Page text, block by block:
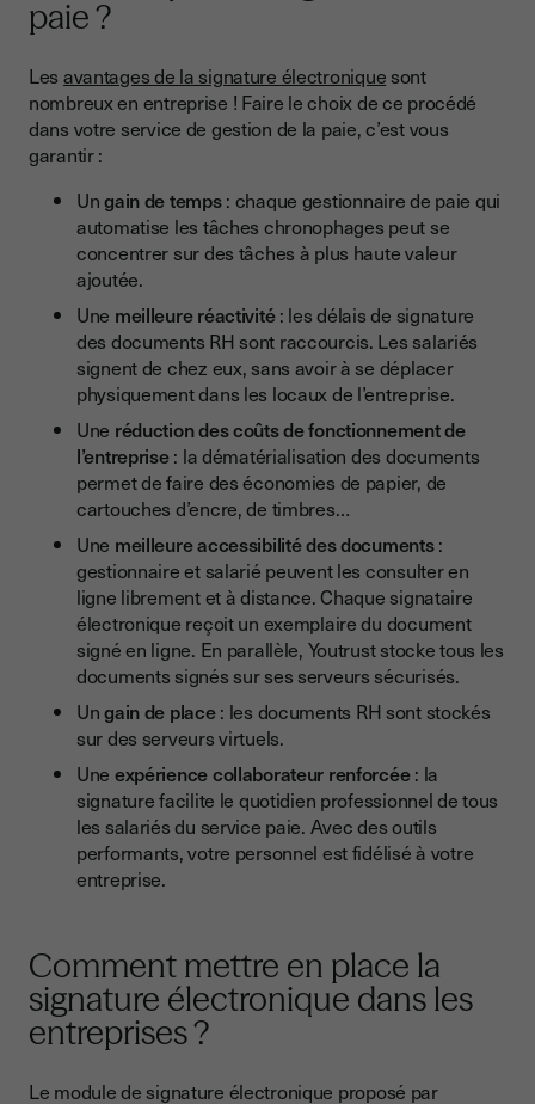
paie ?
Les avantages de la signature électronique sont
nombreux en entreprise ! Faire le choix de ce procédé
dans votre service de gestion de la paie, c’est vous
garantir :
Ungain de temps: chaque gestionnaire de paie qui
automatise les tâches chronophages peut se
concentrer sur des tâches à plus haute valeur
ajoutée.
Une meilleure réactivité: les délais de signature
des documents RH sont raccourcis. Les salariés
signent de chez eux, sans avoir à se déplacer
physiquement dans les locaux de l’entreprise.
Une réduction des coûts de fonctionnement de
l’entreprise: la dématérialisation des documents
permet de faire des économies de papier, de
cartouches d’encre, de timbres…
Une meilleure accessibilité des documents:
gestionnaire et salarié peuvent les consulter en
ligne librement et à distance. Chaque signataire
électronique reçoit un exemplaire du document
signé en ligne. En parallèle, Youtrust stocke tous les
documents signés sur ses serveurs sécurisés.
Ungain de place: les documents RH sont stockés
sur des serveurs virtuels.
Une expérience collaborateur renforcée: la
signature facilite le quotidien professionnel de tous
les salariés du service paie. Avec des outils
performants, votre personnel est fidélisé à votre
entreprise.
Comment mettre en place la
signature électronique dans les
entreprises ?
Le module de signature électronique proposé par